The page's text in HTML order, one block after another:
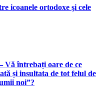
icoanele ortodoxe şi cele
Vă întrebați oare de ce
și insultata de tot felul de
noi”?